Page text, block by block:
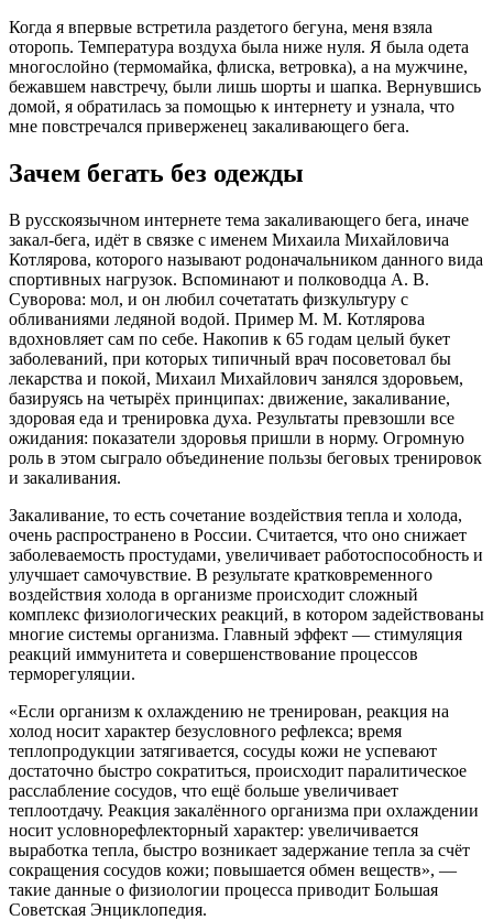
Когда я впервые встретила раздетого бегуна, меня взяла
оторопь. Температура воздуха была ниже нуля. Я была одета
многослойно (термомайка, флиска, ветровка), а на мужчине,
бежавшем навстречу, были лишь шорты и шапка. Вернувшись
домой, я обратилась за помощью к интернету и узнала, что
мне повстречался приверженец закаливающего бега.
Зачем бегать без одежды
В русскоязычном интернете тема закаливающего бега, иначе
закал-бега, идёт в связке с именем Михаила Михайловича
Котлярова, которого называют родоначальником данного вида
спортивных нагрузок. Вспоминают и полководца А. В.
Суворова: мол, и он любил сочетатать физкультуру с
обливаниями ледяной водой. Пример М. М. Котлярова
вдохновляет сам по себе. Накопив к 65 годам целый букет
заболеваний, при которых типичный врач посоветовал бы
лекарства и покой, Михаил Михайлович занялся здоровьем,
базируясь на четырёх принципах: движение, закаливание,
здоровая еда и тренировка духа. Результаты превзошли все
ожидания: показатели здоровья пришли в норму. Огромную
роль в этом сыграло объединение пользы беговых тренировок
и закаливания.
Закаливание, то есть сочетание воздействия тепла и холода,
очень распространено в России. Считается, что оно снижает
заболеваемость простудами, увеличивает работоспособность и
улучшает самочувствие. В результате кратковременного
воздействия холода в организме происходит сложный
комплекс физиологических реакций, в котором задействованы
многие системы организма. Главный эффект — стимуляция
реакций иммунитета и совершенствование процессов
терморегуляции.
«Если организм к охлаждению не тренирован, реакция на
холод носит характер безусловного рефлекса; время
теплопродукции затягивается, сосуды кожи не успевают
достаточно быстро сократиться, происходит паралитическое
расслабление сосудов, что ещё больше увеличивает
теплоотдачу. Реакция закалённого организма при охлаждении
носит условнорефлекторный характер: увеличивается
выработка тепла, быстро возникает задержание тепла за счёт
сокращения сосудов кожи; повышается обмен веществ», —
такие данные о физиологии процесса приводит Большая
Советская Энциклопедия.